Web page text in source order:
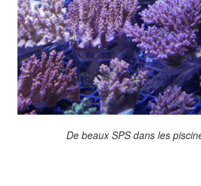
De beaux SPS dans les